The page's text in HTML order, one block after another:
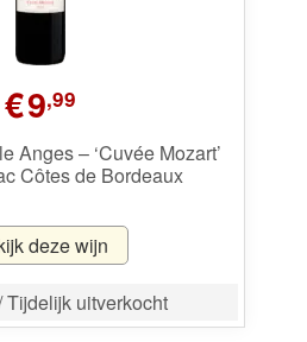
€9,99
Anges – ‘Cuvée Mozart’
Côtes de Bordeaux
deze wijn
Tijdelijk uitverkocht